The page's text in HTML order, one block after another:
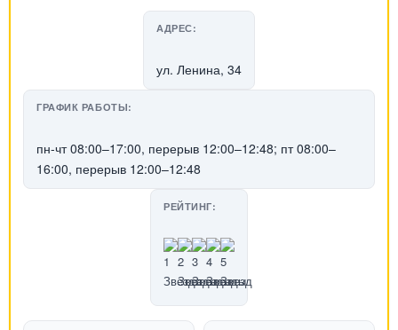
АДРЕС:
ул. Ленина, 34
ГРАФИК РАБОТЫ:
пн-чт 08:00–17:00, перерыв 12:00–12:48; пт 08:00–
16:00, перерыв 12:00–12:48
РЕЙТИНГ: